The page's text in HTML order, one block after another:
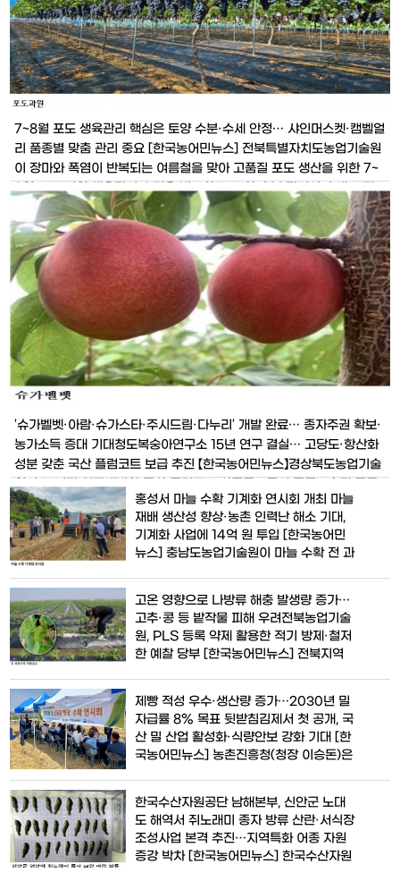
7~8월 포도 생육관리 핵심은 토양 수분·수세 안정… 샤인머스켓·캠벨얼
리 품종별 맞춤 관리 중요 [한국농어민뉴스] 전북특별자치도농업기술원
이 장마와 폭염이 반복되는 여름철을 맞아 고품질 포도 생산을 위한 7~
8월 포도 과원 생육관리 요령을 발표하고, 토양 수분 관리와 수세 조절,
품종별 맞춤 관리에 각별한 주의를 당부했다. 농업기술원에 따르면 7~8
월은 포도 과실이 본격적으로 커지고 착색과 성숙이 진행되는 시기로,
이
'슈가벨벳·아람·슈가스타·주시드림·다누리' 개발 완료… 종자주권 확보·
농가소득 증대 기대청도복숭아연구소 15년 연구 결실… 고당도·항산화
성분 갖춘 국산 플럼코트 보급 추진 【한국농어민뉴스】경상북도농업기술
원이 15년간 연구개발한 국산 플럼코트 신품종 5종의 품종보호권 등록
을 완료하며 종자주권 확보와 기능성 과일 시장 확대에 나섰다. 이번에
품종보호권을 등록한 품종은 슈가벨벳, 아람, 슈가스타, 주시드림, 다누
리등 5
홍성서 마늘 수확 기계화 연시회 개최 마늘
재배 생산성 향상·농촌 인력난 해소 기대,
기계화 사업에 14억 원 투입 [한국농어민
뉴스] 충남도농업기술원이 마늘 수확 전 과
다. 특히 마늘 수확 기계화 시 노동력을 최
대 95%까지 줄일 수 있는 것으로 나타나
농가 경영 안정과 농업 경쟁력 강화에 대한
기대가 높아지고 있다. 충남도농업기술원
은
고온 영향으로 나방류 해충 발생량 증가…
고추·콩 등 밭작물 피해 우려전북농업기술
원, PLS 등록 약제 활용한 적기 방제·철저
한 예찰 당부 [한국농어민뉴스] 전북지역
요구되고 있다. 특히 고온 현상이 이어지면
서 담배거세미나방과 파밤나방 등의 밀도
가 급격히 증가하고 있어 고추, 콩 등 주요
밭작물의 생산성 저하가 우려된다. 전북특
별자치도농업
제빵 적성 우수·생산량 증가…2030년 밀
자급률 8% 목표 뒷받침김제서 첫 공개, 국
산 밀 산업 활성화·식량안보 강화 기대 [한
국농어민뉴스] 농촌진흥청(청장 이승돈)은
수확 연시회를 개최했다고 밝혔다. 이번 행
사는 정부의 ‘제2차 밀 산업육성 기본계획’
추진에 맞춰 국산 밀 자급률 향상과 소비
확대 기반을 마련하기 위해 마련됐다. 생산
한국수산자원공단 남해본부, 신안군 노대
도 해역서 쥐노래미 종자 방류 산란·서식장
조성사업 본격 추진…지역특화 어종 자원
증강 박차 [한국농어민뉴스] 한국수산자원